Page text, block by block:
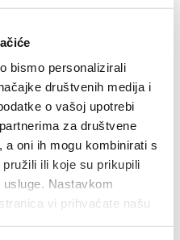
bismo personalizirali
društvenih medija i
o vašoj upotrebi
za društvene
a oni ih mogu kombinirati s
ili koje su prikupili
Nastavkom
vi prihvaćate našu
Kuzmanić
Štafilić